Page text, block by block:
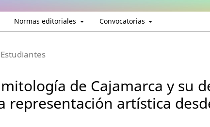
Normas editoriales Convocatorias
Estudiantes
de Cajamarca y su
representación artística